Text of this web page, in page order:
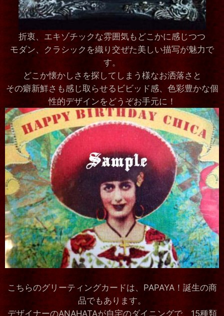
折衷、エキゾチックな雰囲気もどこかに感じつつ
モダン、クラシックを織り交ぜた美しい描写が魅力で
す。
どこか懐かしさを探してしまう様なお洒落さと
その癖新鮮さも感じ取らせるビビッド感、色彩豊かな個
性的デザインをどうぞお手元に！
こちらのグリーティングカードは、PAPAYA！誕生の商
品でもあります。
デザイナーのANAHATAが自宅のダイニングで、15種類